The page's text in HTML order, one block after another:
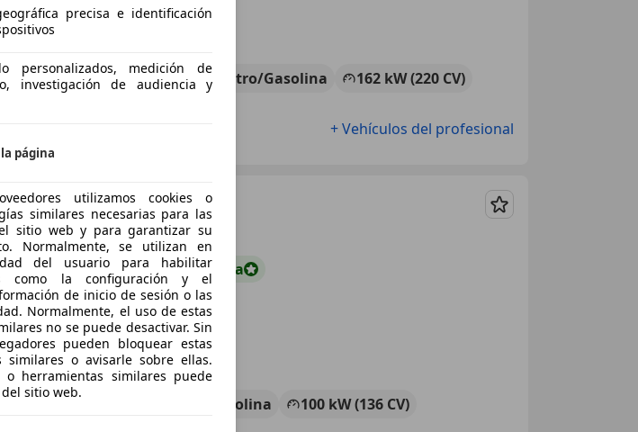
10/2021 81.281 km Electro/Gasolina
162 kW (220 CV)
+ Vehículos del profesional
Guardar
€ 17.990 1 Súper oferta
Gasolina
100 kW (136 CV)
precisa e identificación
personalizados, medición de
investigación de audiencia y
página
utilizamos cookies o
similares necesarias para las
sitio web y para garantizar su
Normalmente, se utilizan en
del usuario para habilitar
como la configuración y el
de inicio de sesión o las
Normalmente, el uso de estas
no se puede desactivar. Sin
pueden bloquear estas
similares o avisarle sobre ellas.
o herramientas similares puede
sitio web.